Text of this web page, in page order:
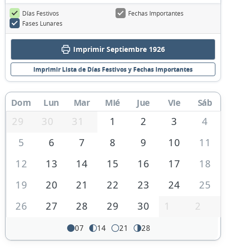
Días Festivos
Fechas Importantes
Fases Lunares
Imprimir Septiembre 1926
Imprimir Lista de Días Festivos y Fechas Importantes
Dom Lun Mar Mié Jue Vie Sáb
29 30 31 1 2 3
4
5
6 7 8 9 10
11
12
13 14 15 16 17
18
19
20 21 22 23 24
25
26
27 28 29 30 1 2
07 14 21 28